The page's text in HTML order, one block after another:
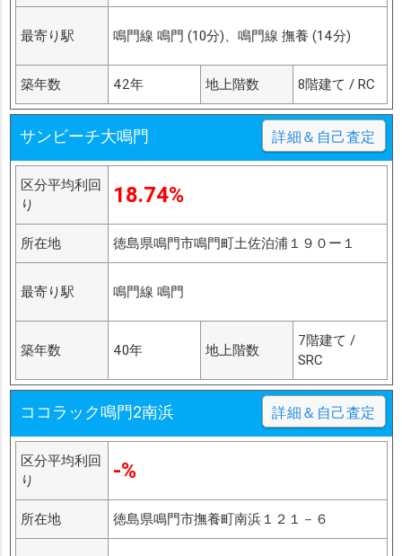
最寄り駅 鳴門線 鳴門 (10分)、鳴門線 撫養 (14分)
築年数 42年 地上階数 8階建て / RC
サンビーチ大鳴門 詳細＆自己査定
区分平均利回
り
18.74%
所在地 徳島県鳴門市鳴門町土佐泊浦１９０ー１
最寄り駅 鳴門線 鳴門
築年数 40年 地上階数
7階建て /
SRC
ココラック鳴門2南浜 詳細＆自己査定
区分平均利回
り
-%
所在地 徳島県鳴門市撫養町南浜１２１－６